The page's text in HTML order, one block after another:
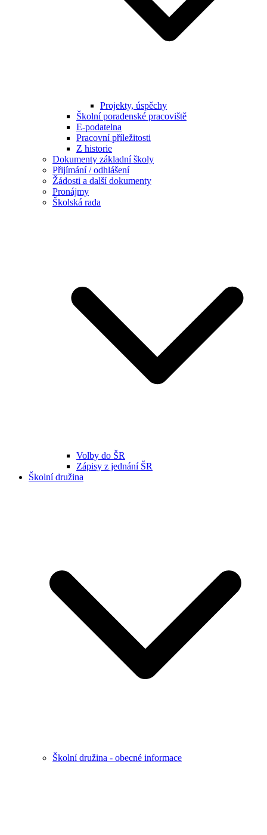
Projekty, úspěchy
Školní poradenské pracoviště
E-podatelna
Pracovní příležitosti
Z historie
Dokumenty základní školy
Přijímání / odhlášení
Žádosti a další dokumenty
Pronájmy
Školská rada
Volby do ŠR
Zápisy z jednání ŠR
Školní družina
Školní družina - obecné informace